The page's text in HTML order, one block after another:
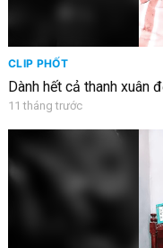
CLIP PHỐT
Dành hết cả thanh xuân
11 tháng trước